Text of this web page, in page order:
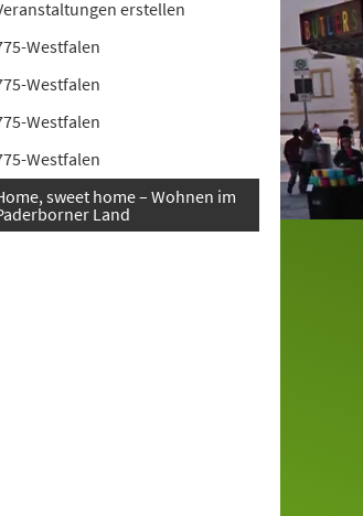
erstellen
Westfalen
Westfalen
Westfalen
Westfalen
sweet home – Wohnen im
Land